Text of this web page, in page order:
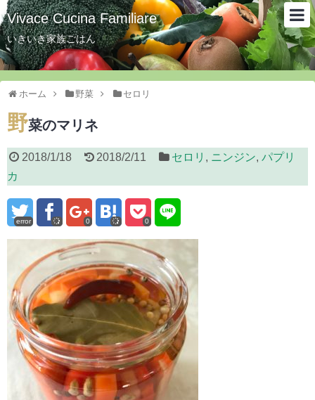
Vivace Cucina Familiare
いきいき家族ごはん
ホーム 野菜 セロリ
野菜のマリネ
2018/1/18 2018/2/11 セロリ , ニンジン,パプリ
カ
error 0 0